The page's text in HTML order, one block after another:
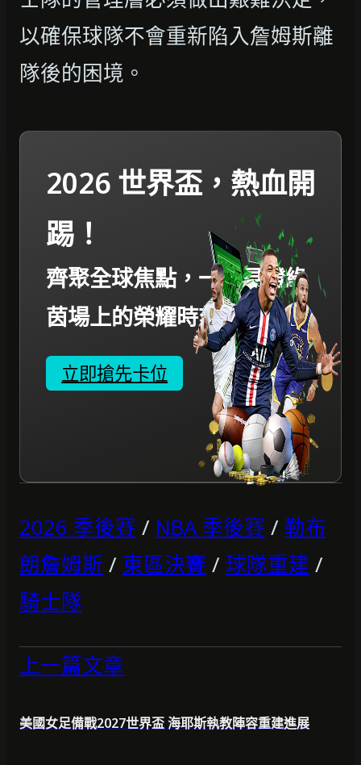
以確保球隊不會重新陷入詹姆斯離
隊後的困境。
2026 世界盃，熱血開
踢！
齊聚全球焦點，一起見證綠
茵場上的榮耀時刻。
立即搶先卡位
2026 季後賽 / NBA 季後賽 / 勒布
朗詹姆斯 / 東區決賽 / 球隊重建 /
騎士隊
上一篇文章
美國女足備戰2027世界盃 海耶斯執教陣容重建進展